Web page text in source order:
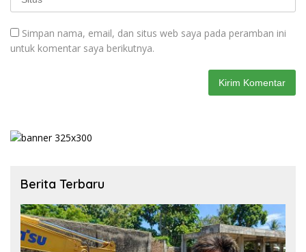
Simpan nama, email, dan situs web saya pada peramban ini
untuk komentar saya berikutnya.
Berita Terbaru